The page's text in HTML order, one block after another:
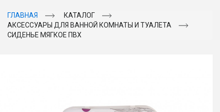
ГЛАВНАЯ
КАТАЛОГ
АКСЕССУАРЫ ДЛЯ ВАННОЙ КОМНАТЫ И ТУАЛЕТА
СИДЕНЬЕ МЯГКОЕ ПВХ